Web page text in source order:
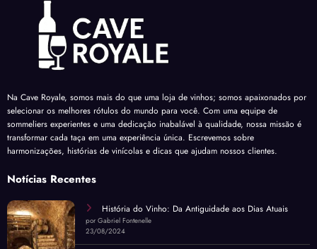
Na Cave Royale, somos mais do que uma loja de vinhos; somos apaixonados por
selecionar os melhores rótulos do mundo para você. Com uma equipe de
sommeliers experientes e uma dedicação inabalável à qualidade, nossa missão é
transformar cada taça em uma experiência única. Escrevemos sobre
harmonizações, histórias de vinícolas e dicas que ajudam nossos clientes.
Notícias Recentes
História do Vinho: Da Antiguidade aos Dias Atuais
por Gabriel Fontenelle
23/08/2024